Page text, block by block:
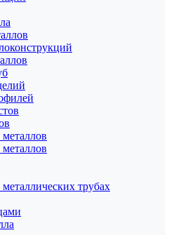
трубах